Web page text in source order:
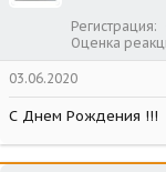
Регистрация
Оценка
03.06.2020
С Днем Рождения !!!